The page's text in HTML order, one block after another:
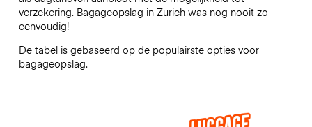
verzekering. Bagageopslag in Zurichwas nog nooit zo
eenvoudig!
De tabel is gebaseerd op de populairste opties voor
bagageopslag.